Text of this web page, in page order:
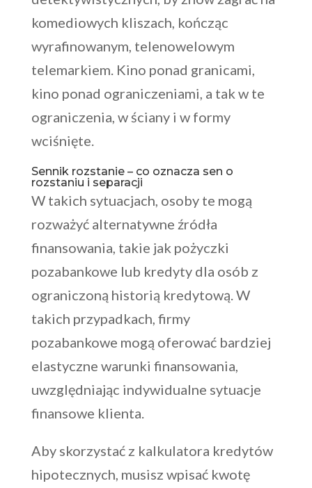
komediowych kliszach, kończąc
wyrafinowanym, telenowelowym
telemarkiem. Kino ponad granicami,
kino ponad ograniczeniami, a tak w te
ograniczenia, w ściany i w formy
wciśnięte.
Sennik rozstanie – co oznacza sen o
rozstaniu i separacji
W takich sytuacjach, osoby te mogą
rozważyć alternatywne źródła
finansowania, takie jak pożyczki
pozabankowe lub kredyty dla osób z
ograniczoną historią kredytową. W
takich przypadkach, firmy
pozabankowe mogą oferować bardziej
elastyczne warunki finansowania,
uwzględniając indywidualne sytuacje
finansowe klienta.
Aby skorzystać z kalkulatora kredytów
hipotecznych, musisz wpisać kwotę